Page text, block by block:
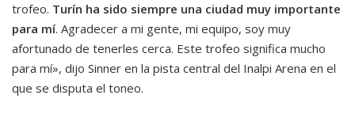
trofeo. Turín ha sido siempre una ciudad muy importante
para mí. Agradecer a mi gente, mi equipo, soy muy
afortunado de tenerles cerca. Este trofeo significa mucho
para mí», dijo Sinner en la pista central del Inalpi Arena en el
que se disputa el toneo.